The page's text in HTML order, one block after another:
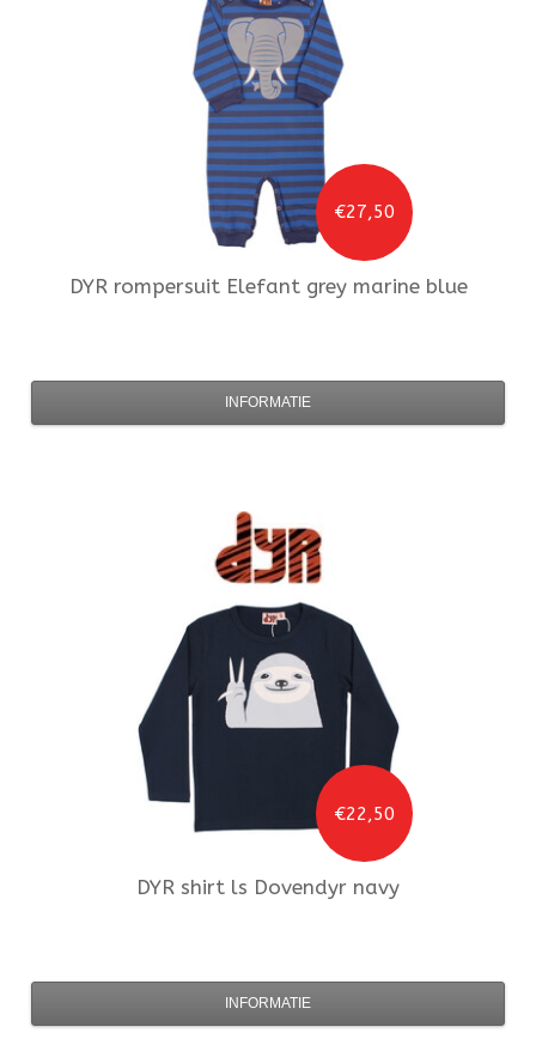
€27,50
DYR rompersuit Elefant grey marine blue
INFORMATIE
€22,50
DYR shirt ls Dovendyr navy
INFORMATIE